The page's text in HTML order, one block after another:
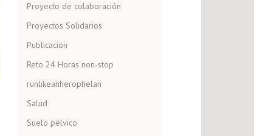
Proyecto de colaboración
Proyectos Solidarios
Publicación
Reto 24 Horas non-stop
runlikeanherophelan
Salud
Suelo pélvico